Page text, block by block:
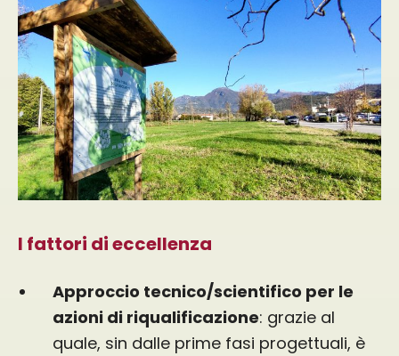
I fattori di eccellenza
Approccio tecnico/scientifico per le
azioni di riqualificazione: grazie al
quale, sin dalle prime fasi progettuali, è